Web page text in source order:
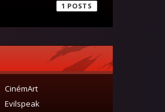
1
CinémArt
Evilspeak